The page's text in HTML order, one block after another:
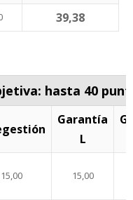
39,38
hasta 40
Garantía
L
15,00 15,00